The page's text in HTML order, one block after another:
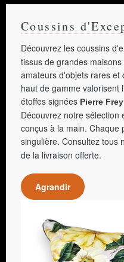
Coussins
Découvrez les coussins
tissus de grandes
amateurs d'objets rares et
haut de gamme valorisent
étoffes signées Pierre Frey
Découvrez notre sélection
conçus à la main. Chaque
singulière. Consultez tous
de la livraison offerte.
Agrandir